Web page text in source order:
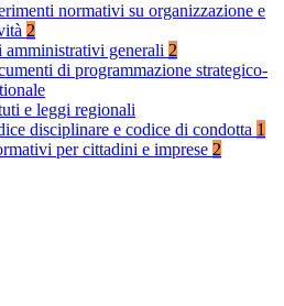
normativi su organizzazione e
2
amministrativi generali 2
di programmazione strategico-
e leggi regionali
disciplinare e codice di condotta 1
per cittadini e imprese 2